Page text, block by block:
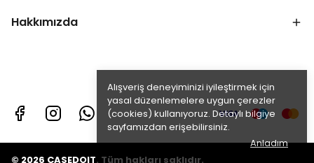
Alışveriş deneyiminizi iyileştirmek için
yasal düzenlemelere uygun çerezler
(cookies) kullanıyoruz. Detaylı bilgiye
sayfamızdan erişebilirsiniz.
Anladım
Hakkımızda
© 2026 CASEDOIT. Tüm hakları saklıdır.